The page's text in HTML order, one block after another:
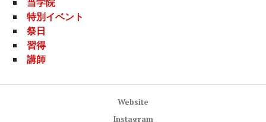
特別イベント
祭日
習得
講師
Website
Instagram